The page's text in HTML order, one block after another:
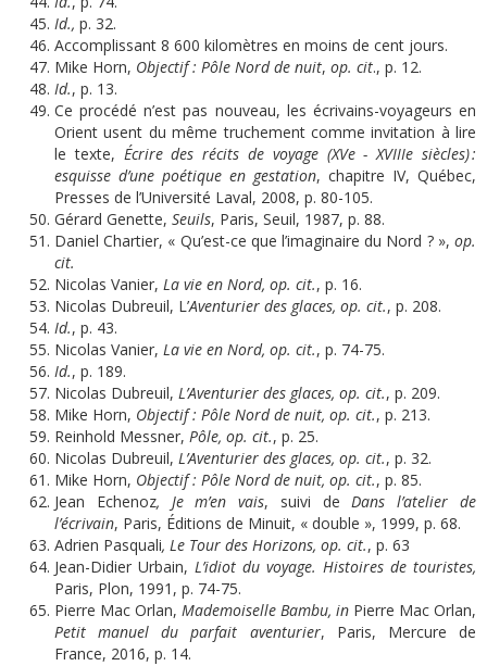
Id., p. 32.
Accomplissant 8 600 kilomètres en moins de cent jours.
Mike Horn, Objectif : Pôle Nord de nuit, op. cit., p. 12.
Id., p. 13.
Ce procédé n’est pas nouveau, les écrivains-voyageurs en
Orient usent du même truchement comme invitation à lire
le texte, Écrire des récits de voyage (XVe - XVIIIe siècles) :
esquisse d’une poétique en gestation, chapitre IV, Québec,
Presses de l’Université Laval, 2008, p. 80-105.
Gérard Genette, Seuils, Paris, Seuil, 1987, p. 88.
Daniel Chartier, « Qu’est-ce que l’imaginaire du Nord ? », op.
cit.
Nicolas Vanier, La vie en Nord, op. cit., p. 16.
Nicolas Dubreuil, L’Aventurier des glaces, op. cit., p. 208.
Id., p. 43.
Nicolas Vanier, La vie en Nord, op. cit., p. 74-75.
Id., p. 189.
Nicolas Dubreuil, L’Aventurier des glaces, op. cit., p. 209.
Mike Horn, Objectif : Pôle Nord de nuit, op. cit., p. 213.
Reinhold Messner, Pôle, op. cit., p. 25.
Nicolas Dubreuil, L’Aventurier des glaces, op. cit., p. 32.
Mike Horn, Objectif : Pôle Nord de nuit, op. cit., p. 85.
Jean Echenoz, Je m’en vais, suivi deDans l’atelier de
l’écrivain, Paris, Éditions de Minuit, « double », 1999, p. 68.
Adrien Pasquali, Le Tour des Horizons, op. cit., p. 63
Jean-Didier Urbain, L’idiot du voyage. Histoires de touristes,
Paris, Plon, 1991, p. 74-75.
Pierre Mac Orlan, Mademoiselle Bambu, in Pierre Mac Orlan,
Petit manuel du parfait aventurier, Paris, Mercure de
France, 2016, p. 14.